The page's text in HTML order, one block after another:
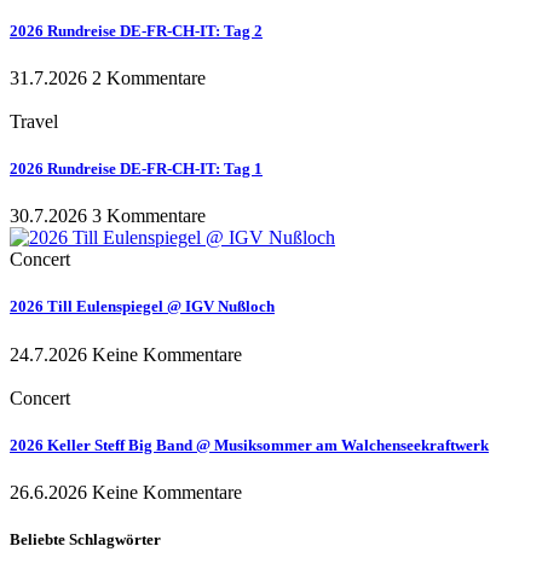
2026 Rundreise DE-FR-CH-IT: Tag 2
31.7.2026 2 Kommentare
Travel
2026 Rundreise DE-FR-CH-IT: Tag 1
30.7.2026 3 Kommentare
Concert
2026 Till Eulenspiegel @ IGV Nußloch
24.7.2026 Keine Kommentare
Concert
2026 Keller Steff Big Band @ Musiksommer am Walchenseekraftwerk
26.6.2026 Keine Kommentare
Beliebte Schlagwörter